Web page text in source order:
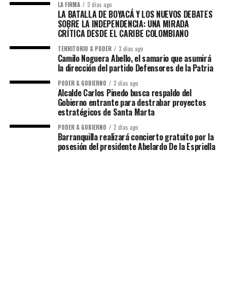
LA FIRMA 3 días ago
LA BATALLA DE BOYACÁ Y LOS NUEVOS DEBATES
SOBRE LA INDEPENDENCIA: UNA MIRADA
CRÍTICA DESDE EL CARIBE COLOMBIANO
TERRITORIO & PODER 3 días ago
Camilo Noguera Abello, el samario que asumirá
la dirección del partido Defensores de la Patria
PODER & GOBIERNO 3 días ago
Alcalde Carlos Pinedo busca respaldo del
Gobierno entrante para destrabar proyectos
estratégicos de Santa Marta
PODER & GOBIERNO 2 días ago
Barranquilla realizará concierto gratuito por la
posesión del presidente Abelardo De la Espriella